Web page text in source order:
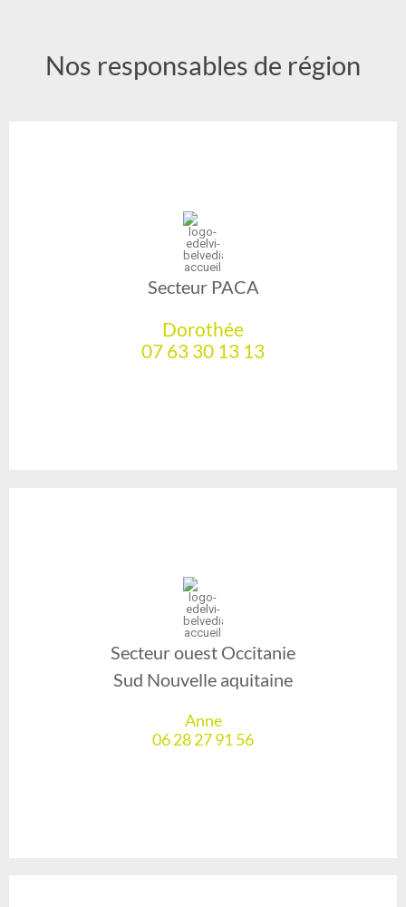
Nos responsables de région
Secteur PACA
Dorothée
07 63 30 13 13
Secteur ouest Occitanie
Sud Nouvelle aquitaine
Anne
06 28 27 91 56